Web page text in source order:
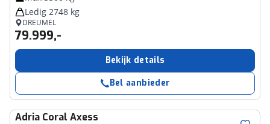
Ledig 2748 kg
DREUMEL
79.999,-
Bekijk details
Bel aanbieder
Adria Coral Axess